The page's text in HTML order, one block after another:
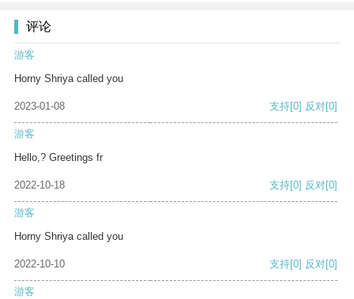
评论
游客
Horny Shriya called you
2023-01-08 支持[0] 反对[0]
游客
Hello,? Greetings fr
2022-10-18 支持[0] 反对[0]
游客
Horny Shriya called you
2022-10-10 支持[0] 反对[0]
游客